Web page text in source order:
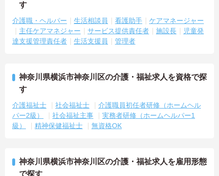
す
介護職・ヘルパー 生活相談員 看護助手
ケアマネージャー
主任ケアマネジャー
サービス提供責任者 施設長
児童発
達支援管理責任者
生活支援員 管理者
神奈川県横浜市神奈川区の介護・福祉求人を資格で探
す
介護福祉士 社会福祉士
介護職員初任者研修（ホームヘル
パー2級）
社会福祉主事
実務者研修（ホームヘルパー1
級）
精神保健福祉士 無資格OK
神奈川県横浜市神奈川区の介護・福祉求人を雇用形態
で探す